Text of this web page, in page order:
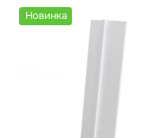
Новинка